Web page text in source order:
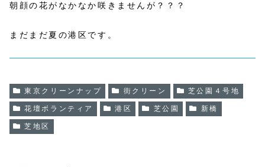
朝顔の花がなかなか咲きませんが？？？
まだまだ夏の港区です。
東京クリーンナップ 街クリーン 芝公園４号地
花壇ボランティア 港区 芝公園 新橋
芝地区